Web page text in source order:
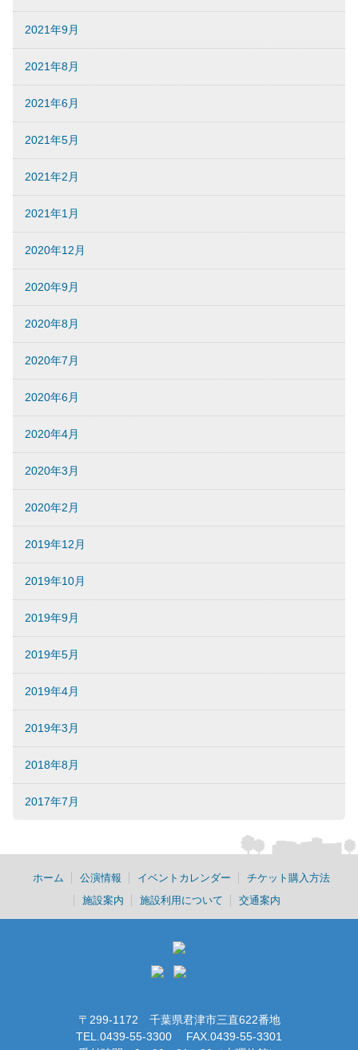
2021年9月
2021年8月
2021年6月
2021年5月
2021年2月
2021年1月
2020年12月
2020年9月
2020年8月
2020年7月
2020年6月
2020年4月
2020年3月
2020年2月
2019年12月
2019年10月
2019年9月
2019年5月
2019年4月
2019年3月
2018年8月
2017年7月
ホーム 公演情報 イベントカレンダー
チケット購入方法
施設案内
施設利用について 交通案内
〒299-1172 千葉県君津市三直622番地
TEL.0439-55-3300 FAX.0439-55-3301